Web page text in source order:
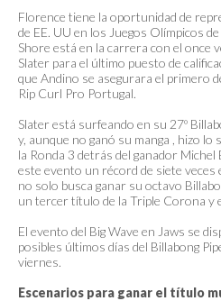
Florence tiene la oportunidad de
de EE. UU en los Juegos Olímpicos
Shore está en la carrera con el once
Slater para el último puesto de
que Andino se asegurara el primero
Rip Curl Pro Portugal.
Slater está surfeando en su 27º
y, aunque no ganó su manga , hizo
la Ronda 3 detrás del ganador Michel
este evento un récord de siete veces
no solo busca ganar su octavo
un tercer título de la Triple Corona y
El evento del Big Wave en Jaws se
posibles últimos días del Billabong
viernes.
Escenarios para ganar el título